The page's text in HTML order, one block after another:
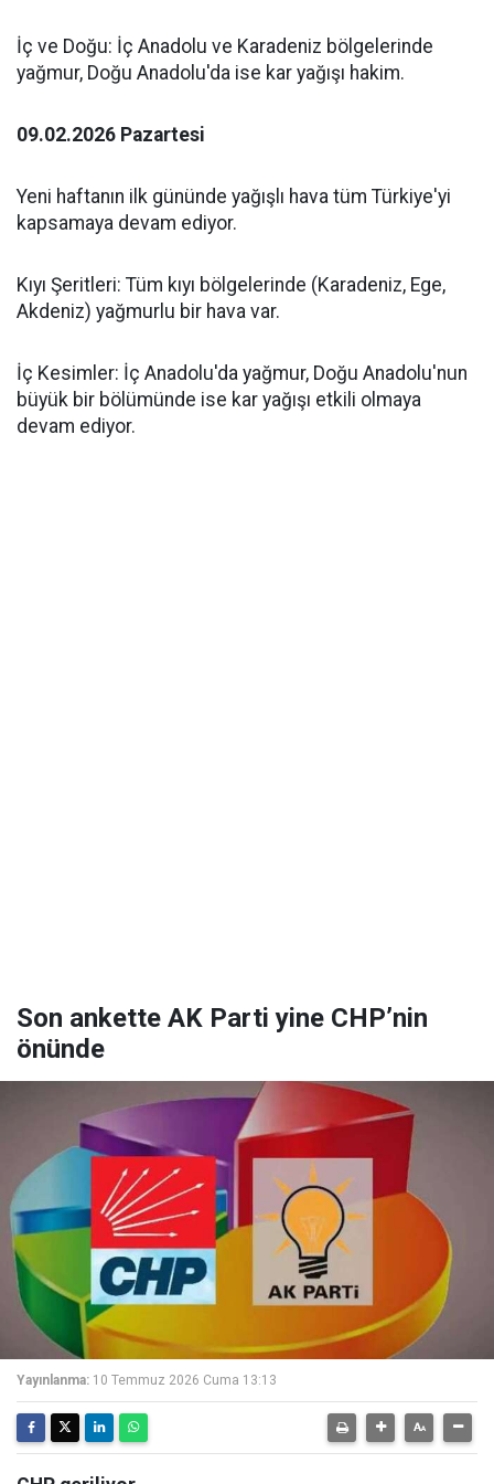
İç ve Doğu: İç Anadolu ve Karadeniz bölgelerinde
yağmur, Doğu Anadolu'da ise kar yağışı hakim.
09.02.2026 Pazartesi
Yeni haftanın ilk gününde yağışlı hava tüm Türkiye'yi
kapsamaya devam ediyor.
Kıyı Şeritleri: Tüm kıyı bölgelerinde (Karadeniz, Ege,
Akdeniz) yağmurlu bir hava var.
İç Kesimler: İç Anadolu'da yağmur, Doğu Anadolu'nun
büyük bir bölümünde ise kar yağışı etkili olmaya
devam ediyor.
Son ankette AK Parti yine CHP’nin
önünde
Yayınlanma: 10 Temmuz 2026 Cuma 13:13